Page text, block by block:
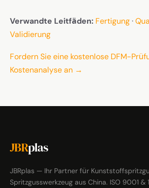
Verwandte Leitfäden: Fertigung·
Validierung
Fordern Sie eine kostenlose DFM-
Kostenanalyse an →
JBRplas
JBRplas — Ihr Partner für
Spritzgusswerkzeug aus China. ISO 9001 &